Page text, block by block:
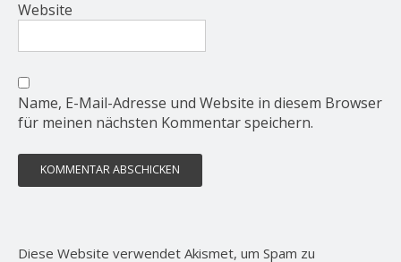
Website
Name, E-Mail-Adresse und Website in diesem Browser
für meinen nächsten Kommentar speichern.
Diese Website verwendet Akismet, um Spam zu